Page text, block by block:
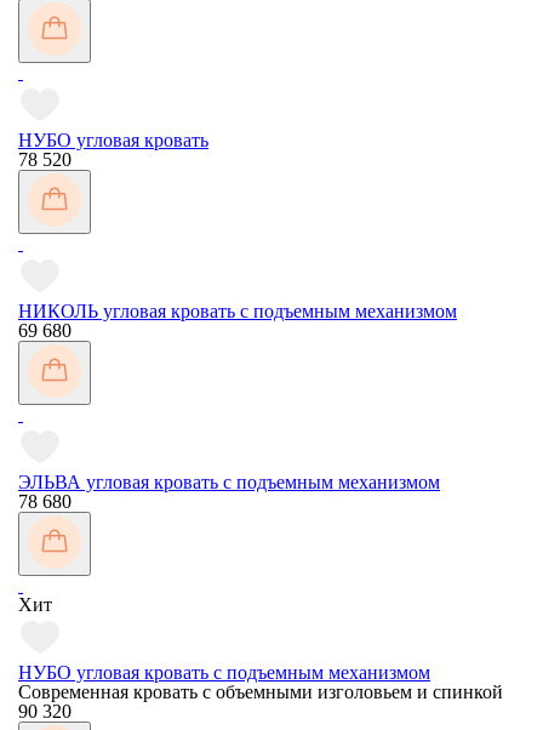
НУБО угловая кровать
78 520
НИКОЛЬ угловая кровать с подъемным механизмом
69 680
ЭЛЬВА угловая кровать с подъемным механизмом
78 680
Хит
НУБО угловая кровать с подъемным механизмом
Современная кровать с объемными изголовьем и спинкой
90 320